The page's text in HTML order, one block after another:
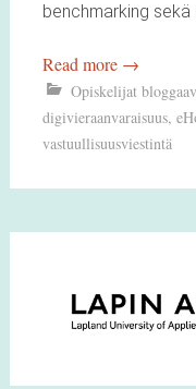
benchmarking
Read more →
Opiskelijat
digivieraanvaraisuus,
vastuullisuusviestintä